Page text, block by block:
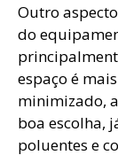
Outro
do
espaço é
minimizado,
boa escolha,
poluentes e